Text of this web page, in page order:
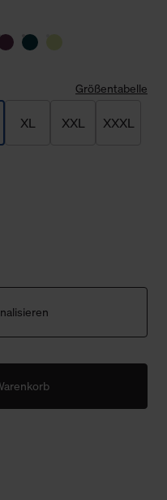
Größentabelle
XL XXL XXXL